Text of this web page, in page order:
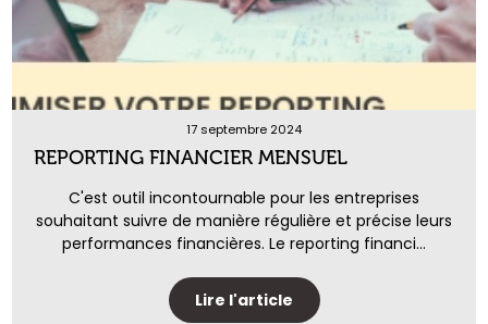
17 septembre 2024
REPORTING FINANCIER MENSUEL
C'est outil incontournable pour les entreprises
souhaitant suivre de manière régulière et précise leurs
performances financières. Le reporting financi...
Lire l'article